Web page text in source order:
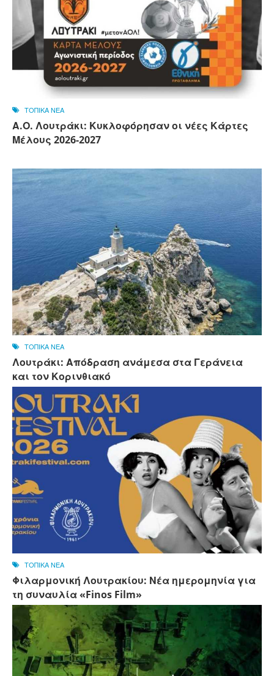
ΤΟΠΙΚΑ ΝΕΑ
Α.Ο. Λουτράκι: Κυκλοφόρησαν οι νέες Κάρτες
Μέλους 2026-2027
ΤΟΠΙΚΑ ΝΕΑ
Λουτράκι: Απόδραση ανάμεσα στα Γεράνεια
και τον Κορινθιακό
ΤΟΠΙΚΑ ΝΕΑ
Φιλαρμονική Λουτρακίου: Νέα ημερομηνία για
τη συναυλία «Finos Film»